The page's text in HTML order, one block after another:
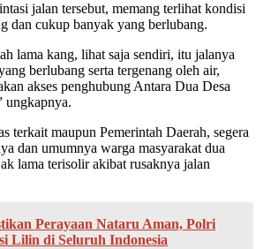
jalan tersebut, memang terlihat kondisi
dan cukup banyak yang berlubang.
lama kang, lihat saja sendiri, itu jalanya
berlubang serta tergenang oleh air,
akses penghubung Antara Dua Desa
ungkapnya.
terkait maupun Pemerintah Daerah, segera
dan umumnya warga masyarakat dua
lama terisolir akibat rusaknya jalan
Perayaan Nataru Aman, Polri
Lilin di Seluruh Indonesia